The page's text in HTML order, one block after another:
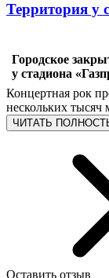
Территория у
Городское
у стадиона
Концертная рок
нескольких тысяч
ЧИТАТЬ
Оставить отзыв